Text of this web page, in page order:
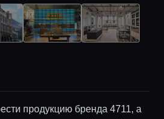
продукцию бренда 4711, а